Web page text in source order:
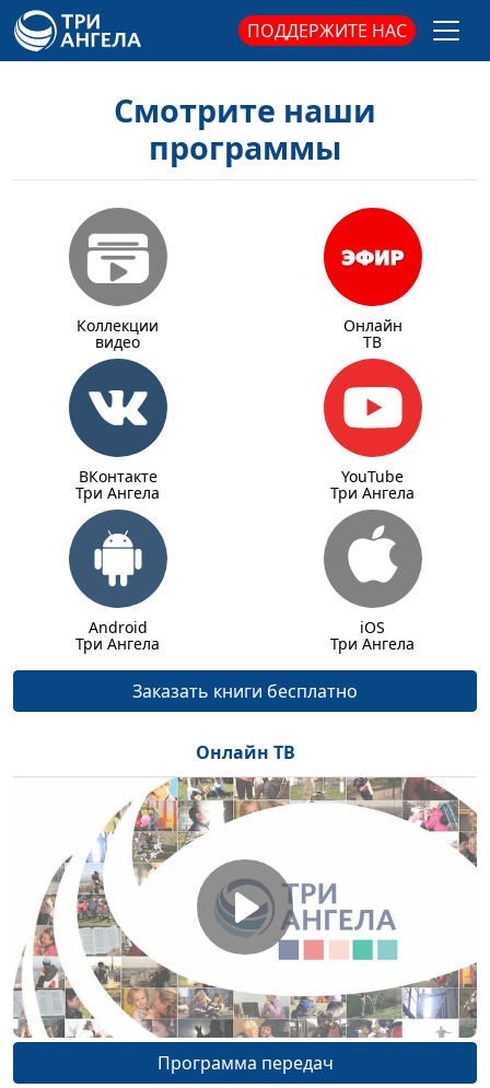
ПОДДЕРЖИТЕ НАС
Смотрите наши
программы
Коллекции
видео
Онлайн
ТВ
ВКонтакте
Три Ангела
YouTube
Три Ангела
Android
Три Ангела
iOS
Три Ангела
Заказать книги бесплатно
Онлайн ТВ
Программа передач